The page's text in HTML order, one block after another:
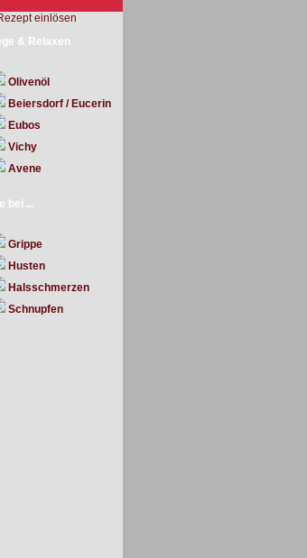
& Relaxen
Olivenöl
Beiersdorf / Eucerin
Eubos
Vichy
Avene
bei ...
Grippe
Husten
Halsschmerzen
Schnupfen